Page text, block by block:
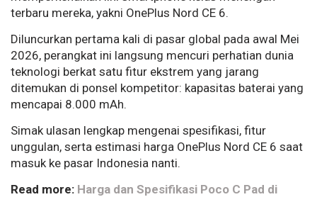
terbaru mereka, yakni OnePlus Nord CE 6.
Diluncurkan pertama kali di pasar global pada awal Mei
2026, perangkat ini langsung mencuri perhatian dunia
teknologi berkat satu fitur ekstrem yang jarang
ditemukan di ponsel kompetitor: kapasitas baterai yang
mencapai 8.000 mAh.
Simak ulasan lengkap mengenai spesifikasi, fitur
unggulan, serta estimasi harga OnePlus Nord CE 6 saat
masuk ke pasar Indonesia nanti.
Read more: Harga dan Spesifikasi Poco C Pad di